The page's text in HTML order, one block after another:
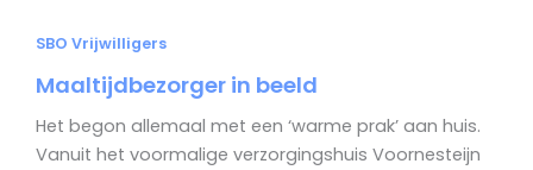
SBO Vrijwilligers
Maaltijdbezorger in beeld
Het begon allemaal met een ‘warme prak’ aan huis.
Vanuit het voormalige verzorgingshuis Voornesteijn